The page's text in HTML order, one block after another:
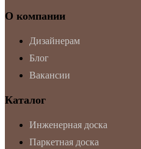
О компании
Дизайнерам
Блог
Вакансии
Каталог
Инженерная доска
Паркетная доска